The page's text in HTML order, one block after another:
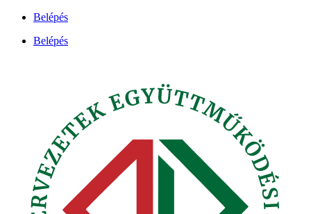
Ugrás
tartalomhoz
Belépés
Belépés